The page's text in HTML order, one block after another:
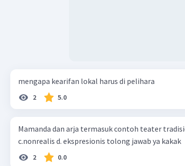
mengapa kearifan lokal harus di pelihara
2 5.0
Mamanda dan arja termasuk contoh teater
c.nonrealis d. ekspresionis tolong jawab ya kakak
2 0.0